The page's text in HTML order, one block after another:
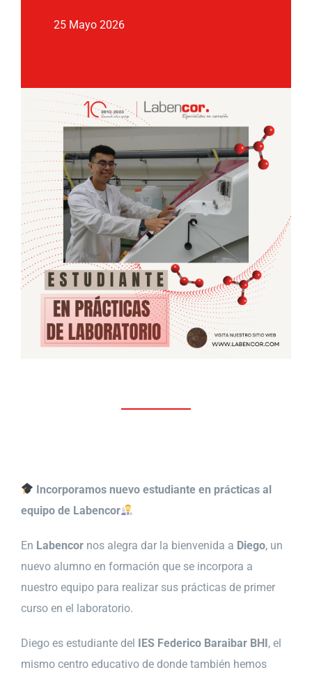
25 Mayo 2026
Incorporamos nuevo estudiante en prácticas al
equipo de Labencor
En Labencor nos alegra dar la bienvenida a Diego, un
nuevo alumno en formación que se incorpora a
nuestro equipo para realizar sus prácticas de primer
curso en el laboratorio.
Diego es estudiante del IES Federico Baraibar BHI, el
mismo centro educativo de donde también hemos